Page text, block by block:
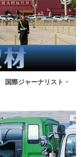
国際ジャーナリスト・